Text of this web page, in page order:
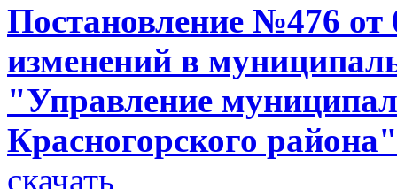
Постановление №476 от
изменений в
"Управление
Красногорского
скачать